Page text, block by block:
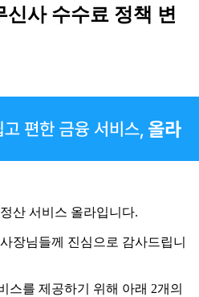
사 수수료 정책 변
산 서비스 올라입니다.
장님들께 진심으로 감사드립니
스를 제공하기 위해 아래 2개의